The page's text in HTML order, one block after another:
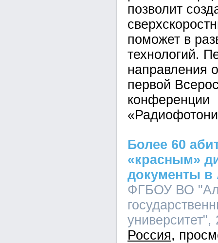
позволит
поможет в
технологий.
направления
первой
конференции
Более 60
«красным»
документы в
ФГБОУ ВО
Россия